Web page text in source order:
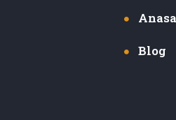
Blog